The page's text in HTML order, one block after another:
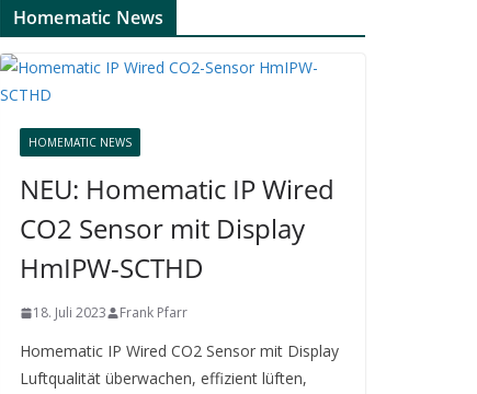
Homematic News
HOMEMATIC NEWS
NEU: Homematic IP Wired
CO2 Sensor mit Display
HmIPW-SCTHD
18. Juli 2023 Frank Pfarr
Homematic IP Wired CO2 Sensor mit Display
Luftqualität überwachen, effizient lüften,